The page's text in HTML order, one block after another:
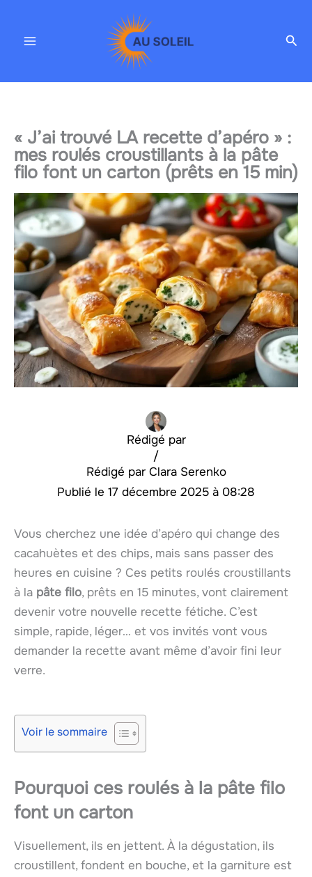
contenu
« J’ai trouvé LA recette d’apéro » :
mes roulés croustillants à la pâte
filo font un carton (prêts en 15 min)
Rédigé par
Clara Serenko
/
17 décembre 2025 à 08:28
Vous cherchez une idée d’apéro qui change des
cacahuètes et des chips, mais sans passer des
heures en cuisine ? Ces petits roulés croustillants
à la pâte filo, prêts en 15 minutes, vont clairement
devenir votre nouvelle recette fétiche. C’est
simple, rapide, léger… et vos invités vont vous
demander la recette avant même d’avoir fini leur
verre.
Voir le sommaire
Pourquoi ces roulés à la pâte filo
font un carton
Visuellement, ils en jettent. À la dégustation, ils
croustillent, fondent en bouche, et la garniture est